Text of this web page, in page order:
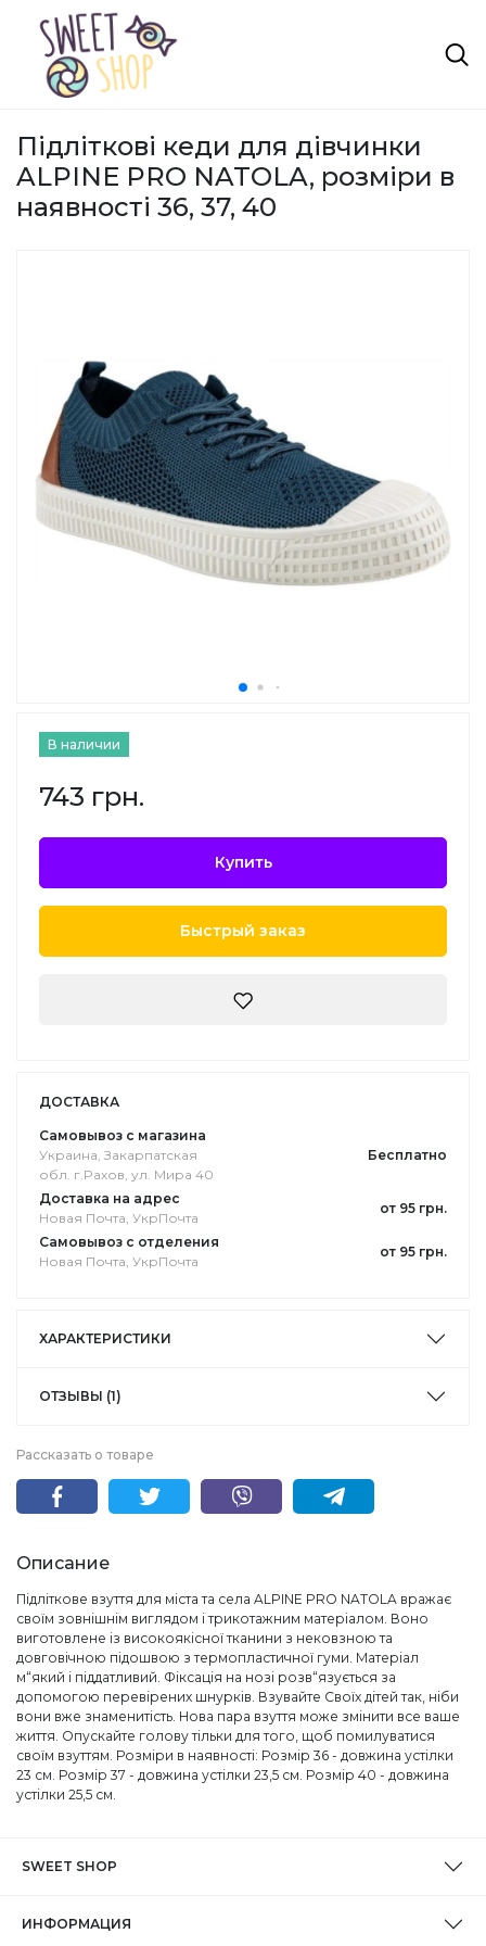
Підліткові кеди для дівчинки
ALPINE PRO NATOLA, розміри в
наявності 36, 37, 40
В наличии
743 грн.
Купить
Быстрый заказ
ДОСТАВКА
Самовывоз с магазина
Украина, Закарпатская
обл. г.Pахов, ул. Мира 40
Бесплатно
Доставка на адрес
Новая Почта, УкрПочта
от 95 грн.
Самовывоз с отделения
Новая Почта, УкрПочта
от 95 грн.
ХАРАКТЕРИСТИКИ
ОТЗЫВЫ (1)
Рассказать о товаре
Описание
Підліткове взуття для міста та села ALPINE PRO NATOLA вражає
своїм зовнішнім виглядом і трикотажним матеріалом. Воно
виготовлене із високоякісної тканини з нековзною та
довговічною підошвою з термопластичної гуми. Матеріал
м“який і піддатливий. Фіксація на нозі розв“язується за
допомогою перевірених шнурків. Взувайте Своїх дітей так, ніби
вони вже знаменитість. Нова пара взуття може змінити все ваше
життя. Опускайте голову тільки для того, щоб помилуватися
своїм взуттям. Розміри в наявності: Розмір 36 - довжина устілки
23 см. Розмір 37 - довжина устілки 23,5 см. Розмір 40 - довжина
устілки 25,5 см.
SWEET SHOP
ИНФОРМАЦИЯ